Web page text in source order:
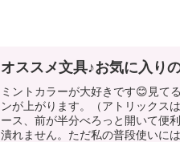
オススメ文具♪お気に入り
ミントカラーが大好きです😊見て
ンが上がります。（アトリックス
ース、前が半分べろっと開いて便
潰れません。ただ私の普段使いに